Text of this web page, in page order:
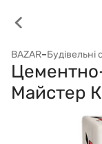
BAZAR–Будівельні
Майстер